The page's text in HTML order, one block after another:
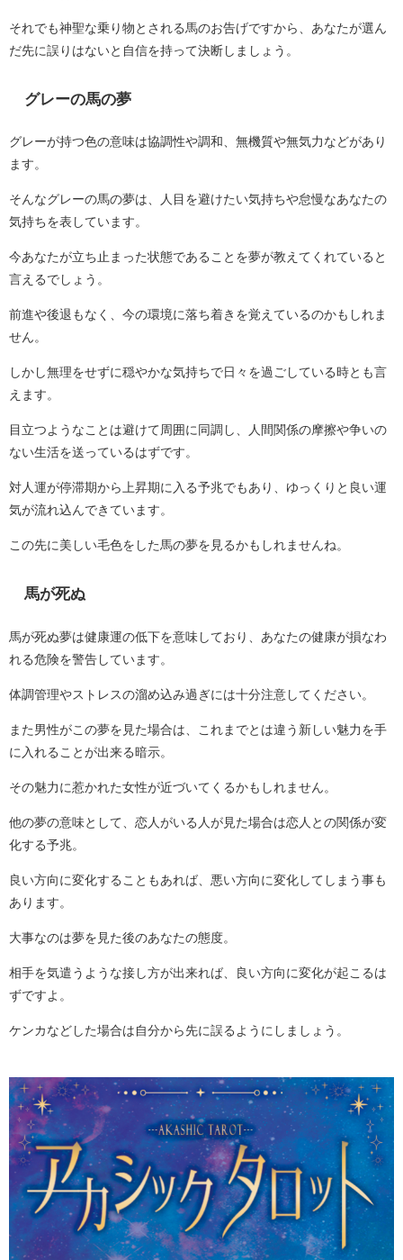
それでも神聖な乗り物とされる馬のお告げですから、あなたが選ん
だ先に誤りはないと自信を持って決断しましょう。
グレーの馬の夢
グレーが持つ色の意味は協調性や調和、無機質や無気力などがあり
ます。
そんなグレーの馬の夢は、人目を避けたい気持ちや怠慢なあなたの
気持ちを表しています。
今あなたが立ち止まった状態であることを夢が教えてくれていると
言えるでしょう。
前進や後退もなく、今の環境に落ち着きを覚えているのかもしれま
せん。
しかし無理をせずに穏やかな気持ちで日々を過ごしている時とも言
えます。
目立つようなことは避けて周囲に同調し、人間関係の摩擦や争いの
ない生活を送っているはずです。
対人運が停滞期から上昇期に入る予兆でもあり、ゆっくりと良い運
気が流れ込んできています。
この先に美しい毛色をした馬の夢を見るかもしれませんね。
馬が死ぬ
馬が死ぬ夢は健康運の低下を意味しており、あなたの健康が損なわ
れる危険を警告しています。
体調管理やストレスの溜め込み過ぎには十分注意してください。
また男性がこの夢を見た場合は、これまでとは違う新しい魅力を手
に入れることが出来る暗示。
その魅力に惹かれた女性が近づいてくるかもしれません。
他の夢の意味として、恋人がいる人が見た場合は恋人との関係が変
化する予兆。
良い方向に変化することもあれば、悪い方向に変化してしまう事も
あります。
大事なのは夢を見た後のあなたの態度。
相手を気遣うような接し方が出来れば、良い方向に変化が起こるは
ずですよ。
ケンカなどした場合は自分から先に誤るようにしましょう。